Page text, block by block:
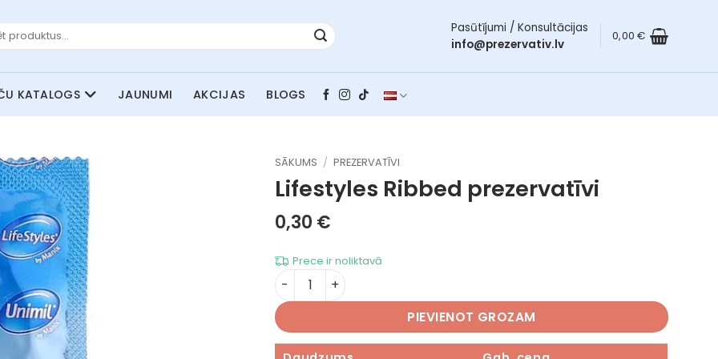
Pasūtījumi / Konsultācijas
info@prezervativ.lv
0,00€
JAUNUMI AKCIJAS BLOGS
SĀKUMS / PREZERVATĪVI
Lifestyles Ribbed prezervatīvi
0,30 €
Prece ir noliktavā
Lifestyles Ribbed daudzums
PIEVIENOT GROZAM